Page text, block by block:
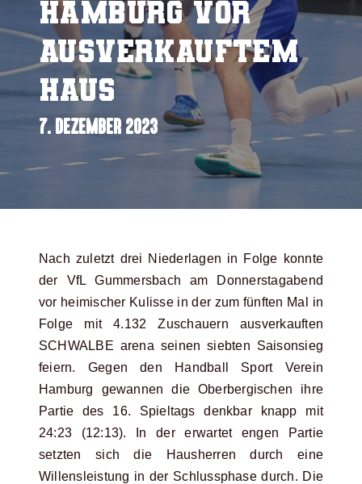
Hamburg vor
ausverkauftem
Haus
7. DEZEMBER 2023
Nach zuletzt drei Niederlagen in Folge konnte
der VfL Gummersbach am Donnerstagabend
vor heimischer Kulisse in der zum fünften Mal in
Folge mit 4.132 Zuschauern ausverkauften
SCHWALBE arena seinen siebten Saisonsieg
feiern. Gegen den Handball Sport Verein
Hamburg gewannen die Oberbergischen ihre
Partie des 16. Spieltags denkbar knapp mit
24:23 (12:13). In der erwartet engen Partie
setzten sich die Hausherren durch eine
Willensleistung in der Schlussphase durch. Die